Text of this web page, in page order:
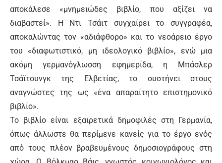
αποκάλεσε «μνημειώδες βιβλίο, που αξίζει να
διαβαστεί». Η Ντι Τσάιτ συγχαίρει το συγγραφέα,
αποκαλώντας τον «αδιάφθορο» και το νεοάρειο έργο
του «διαφωτιστικό, μη ιδεολογικό βιβλίο», ενώ μια
ακόμη γερμανόγλωσση εφημερίδα, η Μπάσλερ
Τσάϊτουνγκ της Ελβετίας, το συστήνει στους
αναγνώστες της ως «ένα απαραίτητο επιστημονικό
βιβλίο».
Το βιβλίο είναι εξαιρετικά δημοφιλές στη Γερμανία,
όπως άλλωστε θα περίμενε κανείς για το έργο ενός
από τους πλέον βραβευμένους δημοσιογράφους στη